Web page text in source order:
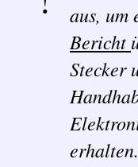
aus, um
Bericht
Stecker
erhalten.